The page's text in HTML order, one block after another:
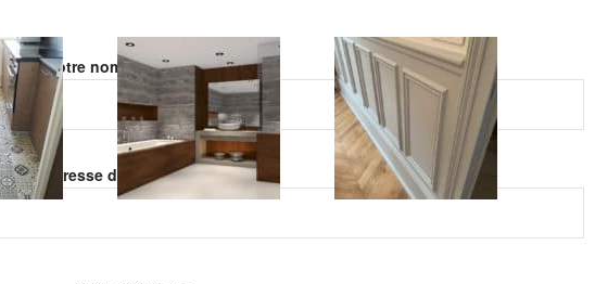
Veuillez laisser ce champ vide.
Votre nom (obligatoire)
Veuillez laisser ce champ vide.
Votre adresse de email (obligatoire)